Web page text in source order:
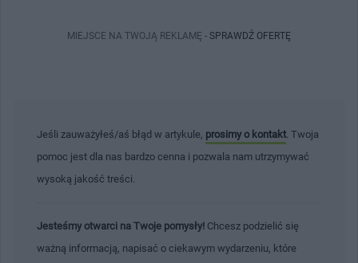
MIEJSCE NA TWOJĄ REKLAMĘ - SPRAWDŹ OFERTĘ
Jeśli zauważyłeś/aś błąd w artykule, prosimy o kontakt . Twoja
pomoc jest dla nas bardzo cenna i pozwala nam utrzymywać
wysoką jakość treści.
Jesteśmy otwarci na Twoje pomysły! Chcesz podzielić się
ważną informacją, napisać o ciekawym wydarzeniu, które